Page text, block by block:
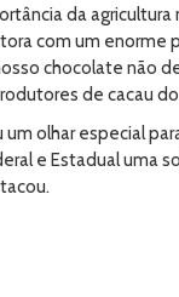
da
com um enorme
chocolate não
de cacau do
olhar especial
e Estadual uma